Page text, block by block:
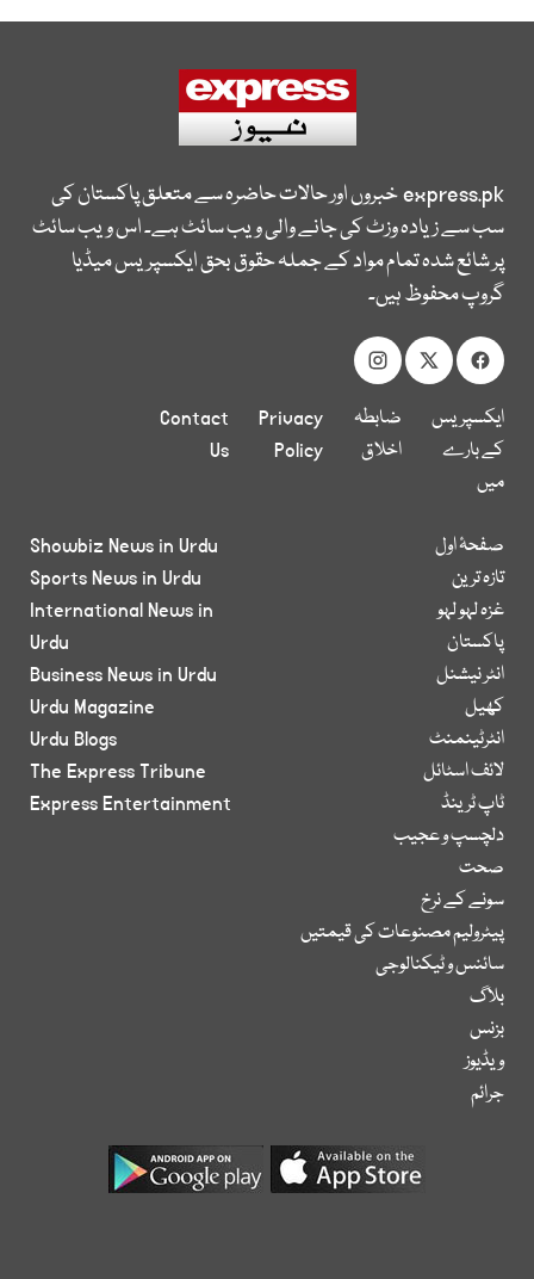
express.pkخبروں اور حالات حاضرہ سے متعلق پاکستان کی
سب سے زیادہ وزٹ کی جانے والی ویب سائٹ ہے۔ اس ویب سائٹ
پر شائع شدہ تمام مواد کے جملہ حقوق بحق ایکسپریس میڈیا
گروپ محفوظ ہیں۔
ایکسپریس
کے بارے
میں
ضابطہ
اخلاق
Privacy
Policy
Contact
Us
صفحۂ اول
تازہ ترین
غزہ لہو لہو
پاکستان
انٹر نیشنل
کھیل
انٹرٹینمنٹ
لائف اسٹائل
ٹاپ ٹرینڈ
دلچسپ و عجیب
صحت
سونے کے نرخ
پیٹرولیم مصنوعات کی قیمتیں
سائنس و ٹیکنالوجی
بلاگ
بزنس
ویڈیوز
جرائم
Showbiz News in Urdu
Sports News in Urdu
International News in
Urdu
Business News in Urdu
Urdu Magazine
Urdu Blogs
The Express Tribune
Express Entertainment